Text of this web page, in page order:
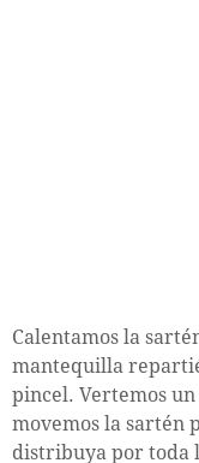
Calentamos la
mantequilla
pincel. Vertemos
movemos la sartén
distribuya por toda